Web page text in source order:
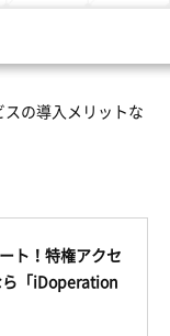
スの導入メリットな
ト！特権アクセ
ら「iDoperation